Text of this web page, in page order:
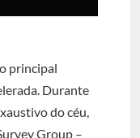
principal
Durante
do céu,
Group –